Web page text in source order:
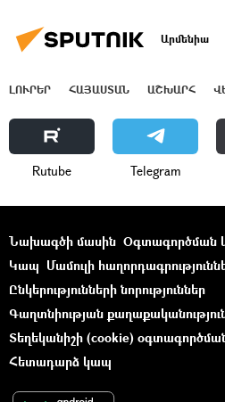
Արմենիա
ԼՈՒՐԵՐ ՀԱՅԱՍՏԱՆ ԱՇԽԱՐՀ
Rutube Telegram
Նախագծի մասին Օգտագործման
Կապ Մամուլի
Ընկերությունների նորություններ
Գաղտնիության
Տեղեկանիշի (cookie)
Հետադարձ կապ